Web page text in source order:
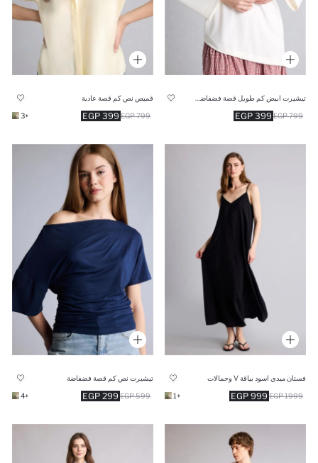
399 EGP 799 EGP
قميص نص كم قصة عادية
399 EGP 799 EGP
+3
فستان ميدي اسود بياقة V وحمالات
999 EGP 1999 EGP
+1
تيشيرت نص كم قصة فضفاضة
299 EGP 599 EGP
+4